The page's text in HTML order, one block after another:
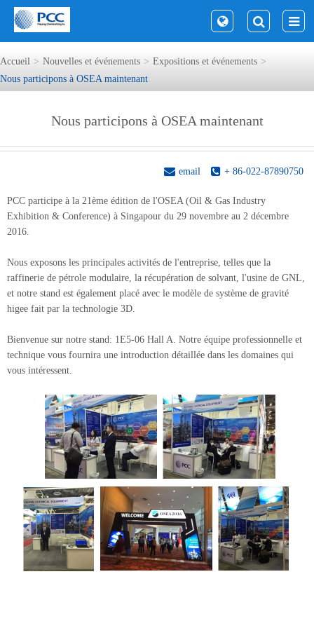
Accueil Nouvelles et événements
Expositions et événements
Nous participons à OSEA maintenant
Nous participons à OSEA maintenant
+ 86-022-87890750
email
PCC participe à la 21ème édition de l'OSEA (Oil & Gas Industry
Exhibition & Conference) à Singapour du 29 novembre au 2 décembre
2016.
Nous exposons les principales activités de l'entreprise, telles que la
raffinerie de pétrole modulaire, la récupération de solvant, l'usine de GNL,
et notre stand est également placé avec le modèle de système de gravité
higee fait par la technologie 3D.
Bienvenue sur notre stand: 1E5-06 Hall A. Notre équipe professionnelle et
technique vous fournira une introduction détaillée dans les domaines qui
vous intéressent.